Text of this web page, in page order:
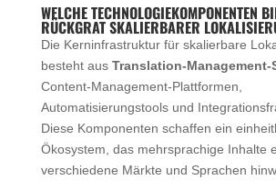
WELCHE TECHNOLOGIEKOMPONENTEN
RÜCKGRAT SKALIERBARER
Die Kerninfrastruktur für skalierbare
besteht aus Translation-Management-
Content-Management-Plattformen,
Automatisierungstools und
Diese Komponenten schaffen ein
Ökosystem, das mehrsprachige Inhalte
verschiedene Märkte und Sprachen